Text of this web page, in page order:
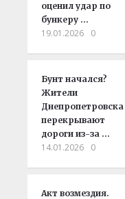
оценил удар по
бункеру …
19.01.2026 0
Бунт начался?
Жители
Днепропетровска
перекрывают
дороги из-за …
14.01.2026 0
Акт возмездия.